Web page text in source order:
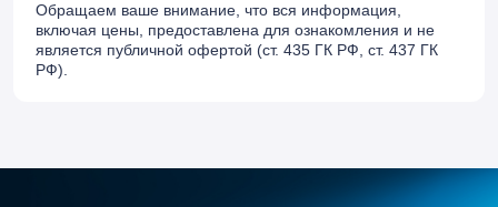
Обращаем ваше внимание, что вся информация,
включая цены, предоставлена для ознакомления и не
является публичной офертой (ст. 435 ГК РФ, cт. 437 ГК
РФ).